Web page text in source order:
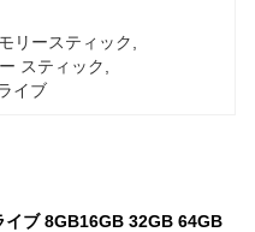
リースティック
スティック
イブ
イブ 8GB16GB 32GB 64GB